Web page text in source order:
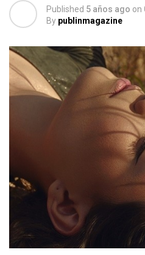
Published 5 años ago on
By publinmagazine